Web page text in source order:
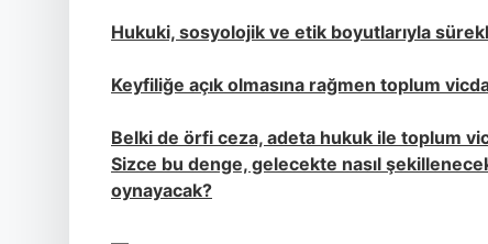
Hukuki, sosyolojik ve etik boyutlarıyla sürekli
Keyfiliğe açık olmasına rağmen toplum
Belki de örfi ceza, adeta hukuk ile toplum
Sizce bu denge, gelecekte nasıl
oynayacak?